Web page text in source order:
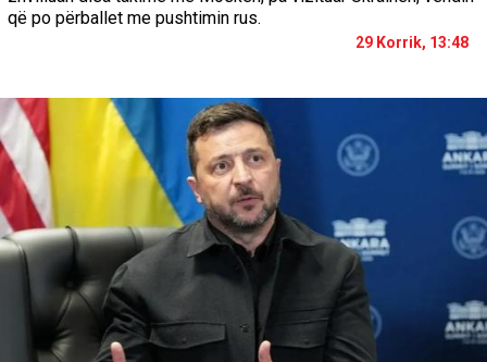
që po përballet me pushtimin rus.
29 Korrik, 13:48